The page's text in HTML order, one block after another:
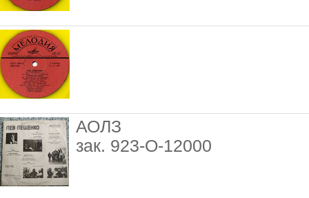
АОЛЗ
зак. 923-О-12000